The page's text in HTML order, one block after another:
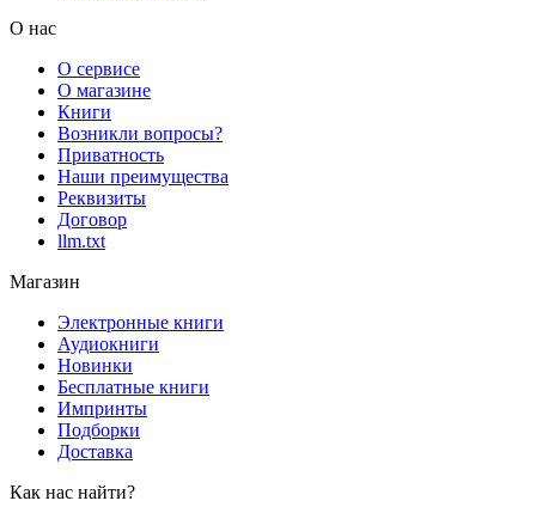
О нас
О сервисе
О магазине
Книги
Возникли вопросы?
Приватность
Наши преимущества
Реквизиты
Договор
llm.txt
Магазин
Электронные книги
Аудиокниги
Новинки
Бесплатные книги
Импринты
Подборки
Доставка
Как нас найти?